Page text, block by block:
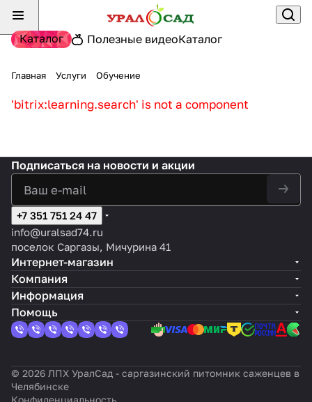
Каталог Полезные видеоКаталог
Главная Услуги Обучение
'bitrix:learning.search' is not a component
Подписаться на новости и акции
+7 351 751 24 47
info@uralsad74.ru
поселок Саргазы, Мичурина 41
Интернет-магазин
Компания
Информация
Помощь
© 2026 ЛПХ УралСад - саргазинский питомник саженцев в
Челябинске
Конфиденциальность